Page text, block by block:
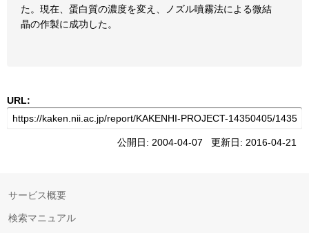
た。現在、蛋白質の濃度を変え、ノズル噴霧法による微結
晶の作製に成功した。
URL:
公開日: 2004-04-07 更新日: 2016-04-21
サービス概要
検索マニュアル